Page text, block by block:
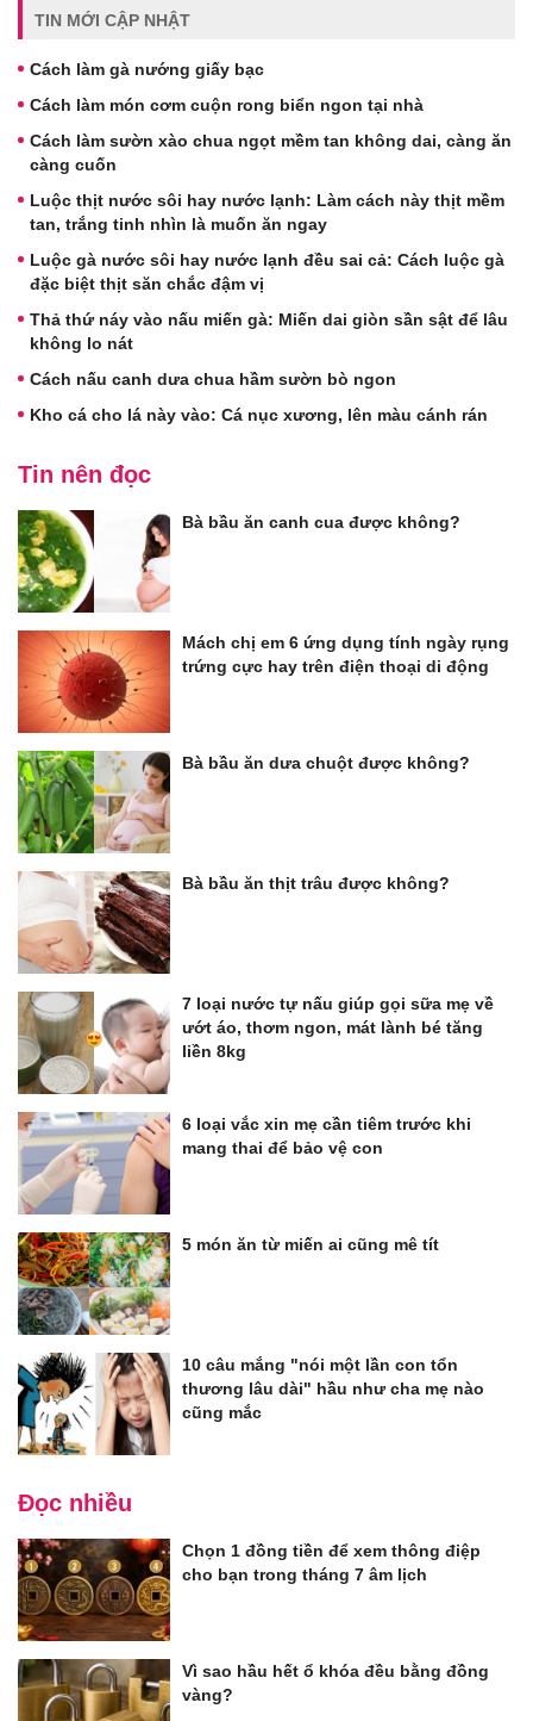
TIN MỚI CẬP NHẬT
Cách làm gà nướng giấy bạc
Cách làm món cơm cuộn rong biển ngon tại nhà
Cách làm sườn xào chua ngọt mềm tan không dai, càng ăn
càng cuốn
Luộc thịt nước sôi hay nước lạnh: Làm cách này thịt mềm
tan, trắng tinh nhìn là muốn ăn ngay
Luộc gà nước sôi hay nước lạnh đều sai cả: Cách luộc gà
đặc biệt thịt săn chắc đậm vị
Thả thứ náy vào nấu miến gà: Miến dai giòn sần sật để lâu
không lo nát
Cách nấu canh dưa chua hầm sườn bò ngon
Kho cá cho lá này vào: Cá nục xương, lên màu cánh rán
Tin nên đọc
Bà bầu ăn canh cua được không?
Mách chị em 6 ứng dụng tính ngày rụng
trứng cực hay trên điện thoại di động
Bà bầu ăn dưa chuột được không?
Bà bầu ăn thịt trâu được không?
7 loại nước tự nấu giúp gọi sữa mẹ về
ướt áo, thơm ngon, mát lành bé tăng
liền 8kg
6 loại vắc xin mẹ cần tiêm trước khi
mang thai để bảo vệ con
5 món ăn từ miến ai cũng mê tít
10 câu mắng "nói một lần con tổn
thương lâu dài" hầu như cha mẹ nào
cũng mắc
Đọc nhiều
Chọn 1 đồng tiền để xem thông điệp
cho bạn trong tháng 7 âm lịch
Vì sao hầu hết ổ khóa đều bằng đồng
vàng?